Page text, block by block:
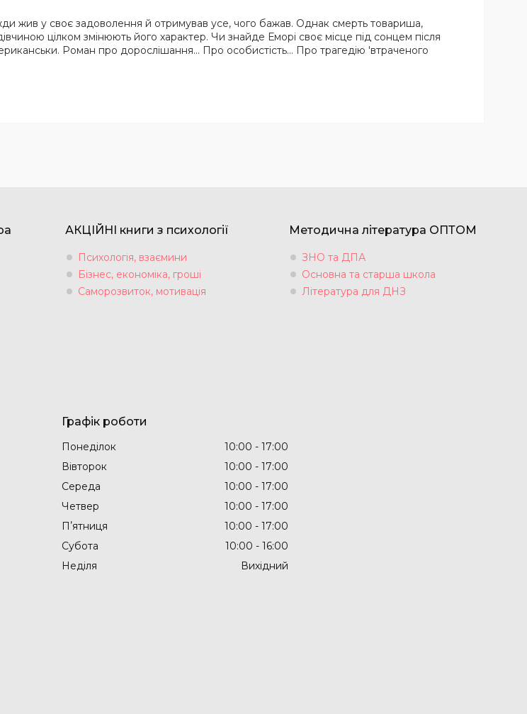
жив у своє задоволення й отримував усе, чого бажав. Однак смерть товариша,
цілком змінюють його характер. Чи знайде Еморі своє місце під сонцем після
Роман про дорослішання... Про особистість... Про трагедію 'втраченого
АКЦІЙНІ книги з психології
Психологія, взаємини
Бізнес, економіка, гроші
Саморозвиток, мотивація
Методична література ОПТОМ
ЗНО та ДПА
Основна та старша школа
Література для ДНЗ
Графік роботи
Понеділок 10:00
17:00
Вівторок
10:00
17:00
Середа
10:00
17:00
Четвер
10:00
17:00
Пʼятниця
10:00
17:00
Субота
10:00
16:00
Неділя
Вихідний